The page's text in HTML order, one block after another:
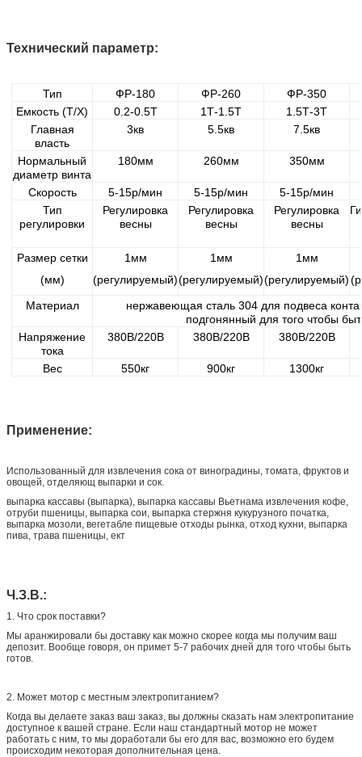
Технический параметр:
Тип ФР-180 ФР-260
ФР-350
Емкость (Т/Х)
0.2-0.5Т 1Т-1.5Т
1.5Т-3Т
Главная
власть
3кв 5.5кв 7.5кв
Нормальный
диаметр винта
180мм 260мм 350мм
Скорость 5-15р/мин 5-15р/мин
5-15р/мин
Тип
регулировки
Регулировка
весны
Регулировка
весны
Регулировка
весны
Размер сетки
(мм)
1мм
(регулируемый)
1мм
(регулируемый)
1мм
(регулируемый)
Материал
нержавеющая сталь 304 для подвеса
подгонянный для того чтобы
Напряжение
тока
380В/220В 380В/220В 380В/220В
Вес 550кг 900кг 1300кг
Применение:
Использованный для извлечения сока от виноградины, томата, фруктов и
овощей, отделяющ выпарки и сок.
выпарка кассавы (выпарка), выпарка кассавы Вьетнама извлечения кофе,
отруби пшеницы, выпарка сои, выпарка стержня кукурузного початка,
выпарка мозоли, вегетабле пищевые отходы рынка, отход кухни, выпарка
пива, трава пшеницы, ект
Ч.З.В.:
1. Что срок поставки?
Мы аранжировали бы доставку как можно скорее когда мы получим ваш
депозит. Вообще говоря, он примет 5-7 рабочих дней для того чтобы быть
готов.
2. Может мотор с местным электропитанием?
Когда вы делаете заказ ваш заказ, вы должны сказать нам электропитание
доступное к вашей стране. Если наш стандартный мотор не может
работать с ним, то мы доработали бы его для вас, возможно его будем
происходим некоторая дополнительная цена.